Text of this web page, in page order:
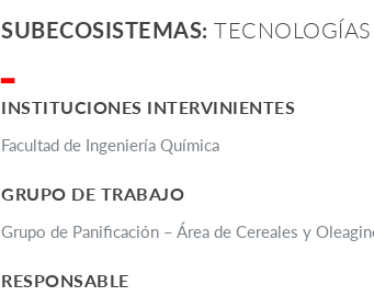
SUBECOSISTEMAS:
INSTITUCIONES INTERVINIENTES
Facultad de Ingeniería Química
GRUPO DE TRABAJO
Grupo de Panificación – Área de Cereales y
RESPONSABLE